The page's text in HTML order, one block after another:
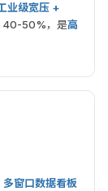
业级宽压 +
40-50%，是高
多窗口数据看板